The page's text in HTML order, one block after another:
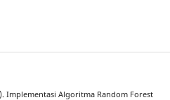
Implementasi Algoritma Random Forest